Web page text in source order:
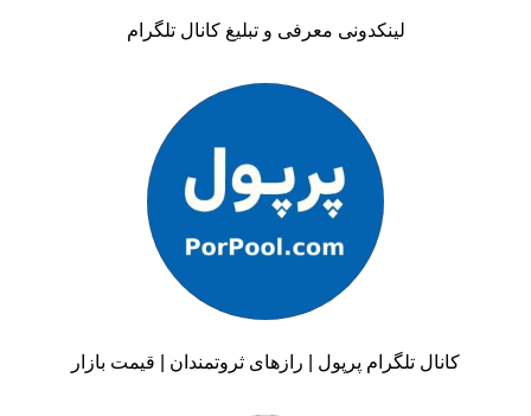
لینکدونی معرفی و تبلیغ کانال تلگرام
کانال تلگرام پرپول | رازهای ثروتمندان | قیمت بازار